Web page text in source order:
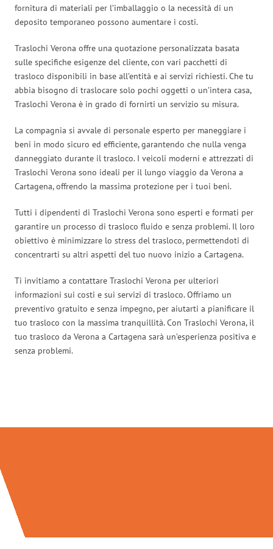
fornitura di materiali per l’imballaggio o la necessità di un
deposito temporaneo possono aumentare i costi.
Traslochi Verona offre una quotazione personalizzata basata
sulle specifiche esigenze del cliente, con vari pacchetti di
trasloco disponibili in base all’entità e ai servizi richiesti. Che tu
abbia bisogno di traslocare solo pochi oggetti o un’intera casa,
Traslochi Verona è in grado di fornirti un servizio su misura.
La compagnia si avvale di personale esperto per maneggiare i
beni in modo sicuro ed efficiente, garantendo che nulla venga
danneggiato durante il trasloco. I veicoli moderni e attrezzati di
Traslochi Verona sono ideali per il lungo viaggio da Verona a
Cartagena, offrendo la massima protezione per i tuoi beni.
Tutti i dipendenti di Traslochi Verona sono esperti e formati per
garantire un processo di trasloco fluido e senza problemi. Il loro
obiettivo è minimizzare lo stress del trasloco, permettendoti di
concentrarti su altri aspetti del tuo nuovo inizio a Cartagena.
Ti invitiamo a contattare Traslochi Verona per ulteriori
informazioni sui costi e sui servizi di trasloco. Offriamo un
preventivo gratuito e senza impegno, per aiutarti a pianificare il
tuo trasloco con la massima tranquillità. Con Traslochi Verona, il
tuo trasloco da Verona a Cartagena sarà un’esperienza positiva e
senza problemi.